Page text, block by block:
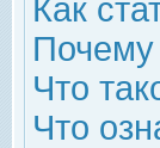
Как
Почему
Что
Что